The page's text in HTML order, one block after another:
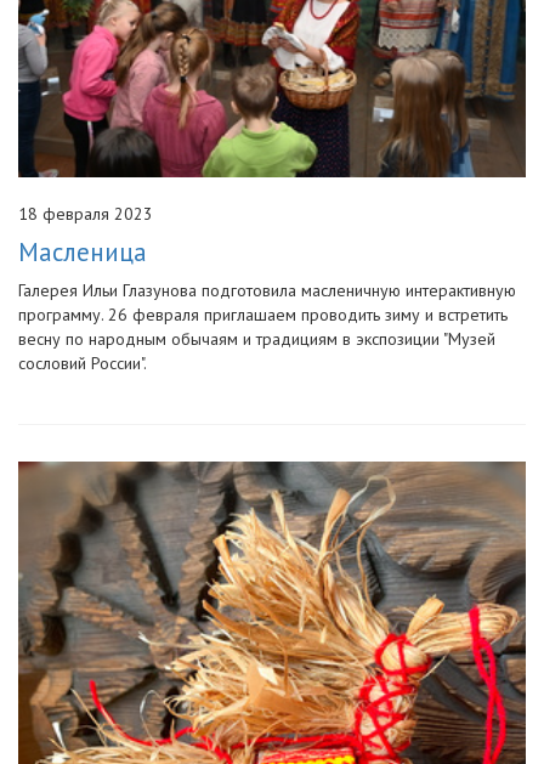
18 февраля 2023
Масленица
Галерея Ильи Глазунова подготовила масленичную интерактивную
программу. 26 февраля приглашаем проводить зиму и встретить
весну по народным обычаям и традициям в экспозиции "Музей
сословий России".